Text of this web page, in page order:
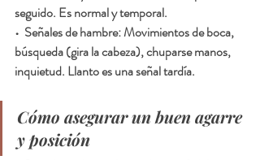
seguido. Es normal y temporal.
•  Señales de hambre: Movimientos de boca,
búsqueda (gira la cabeza), chuparse manos,
inquietud. Llanto es una señal tardía.
Cómo asegurar un buen agarre
y posición